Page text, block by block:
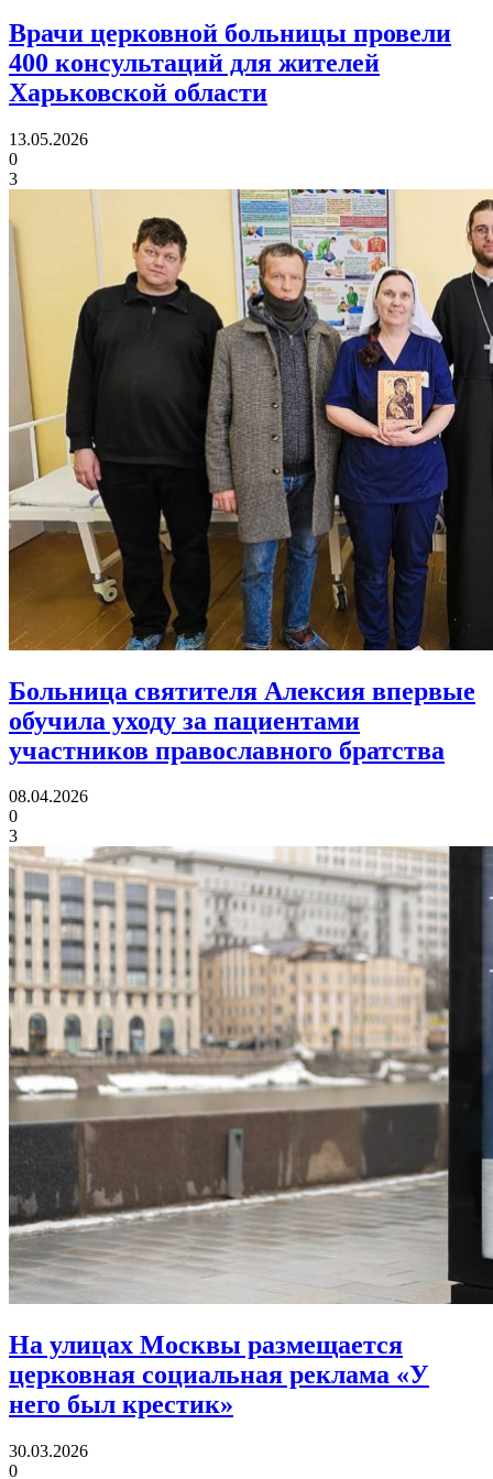
Врачи церковной больницы провели
400 консультаций для жителей
Харьковской области
13.05.2026
0
3
Больница святителя Алексия впервые
обучила уходу за пациентами
участников православного братства
08.04.2026
0
3
На улицах Москвы размещается
церковная социальная реклама «У
него был крестик»
30.03.2026
0